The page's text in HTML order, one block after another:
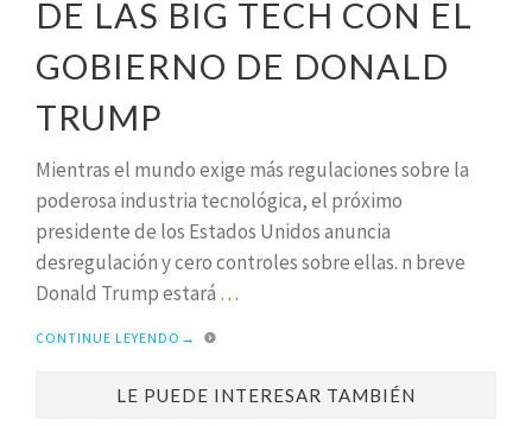
DE LAS BIG TECH CON EL
GOBIERNO DE DONALD
TRUMP
Mientras el mundo exige más regulaciones sobre la
poderosa industria tecnológica, el próximo
presidente de los Estados Unidos anuncia
desregulación y cero controles sobre ellas. n breve
Donald Trump estará …
CONTINUE LEYENDO →
LE PUEDE INTERESAR TAMBIÉN